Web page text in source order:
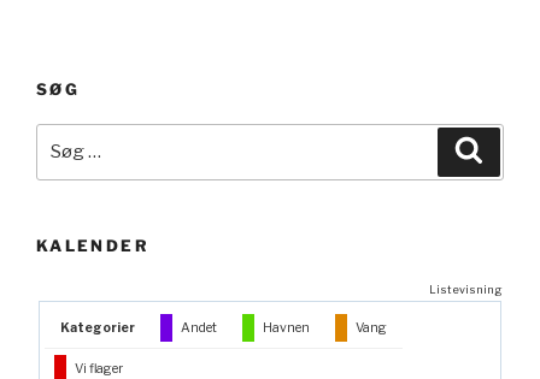
SØG
efter:
KALENDER
Listevisning
Kategorier Andet Havnen Vang
Vi flager